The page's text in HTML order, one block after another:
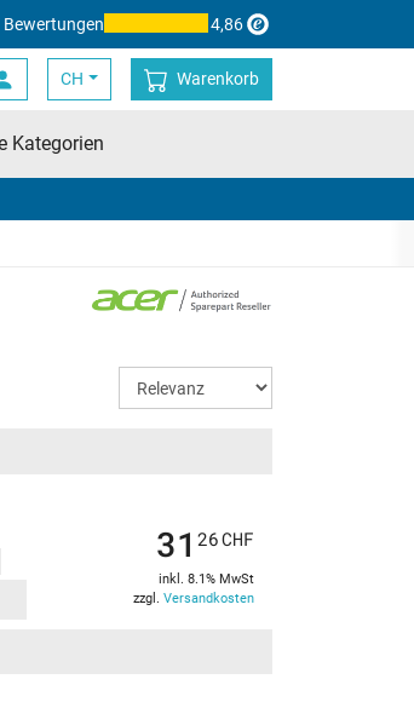
4,86
CH Warenkorb
Kategorien
3126CHF
inkl. 8.1% MwSt
zzgl. Versandkosten